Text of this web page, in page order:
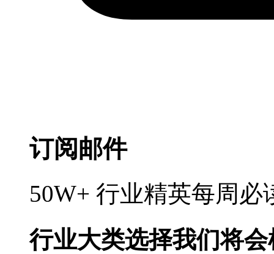
订阅邮件
50W+ 行业精英每周
行业大类选择我们将